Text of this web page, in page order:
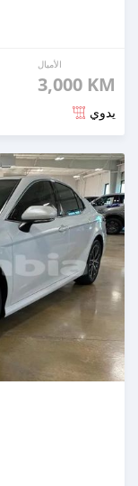
الأميال
3,000 KM
يدوي